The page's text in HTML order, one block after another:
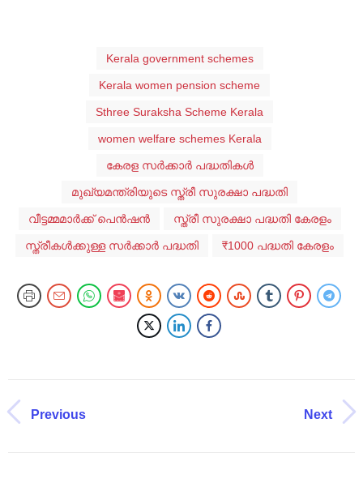
Kerala government schemes
Kerala women pension scheme
Sthree Suraksha Scheme Kerala
women welfare schemes Kerala
കേരള സർക്കാർ പദ്ധതികൾ
മുഖ്യമന്ത്രിയുടെ സ്ത്രീ സുരക്ഷാ പദ്ധതി
വീട്ടമ്മമാർക്ക് പെൻഷൻ സ്ത്രീ സുരക്ഷാ പദ്ധതി കേരളം
സ്ത്രീകൾക്കുള്ള സർക്കാർ പദ്ധതി ₹1000 പദ്ധതി കേരളം
Previous Next